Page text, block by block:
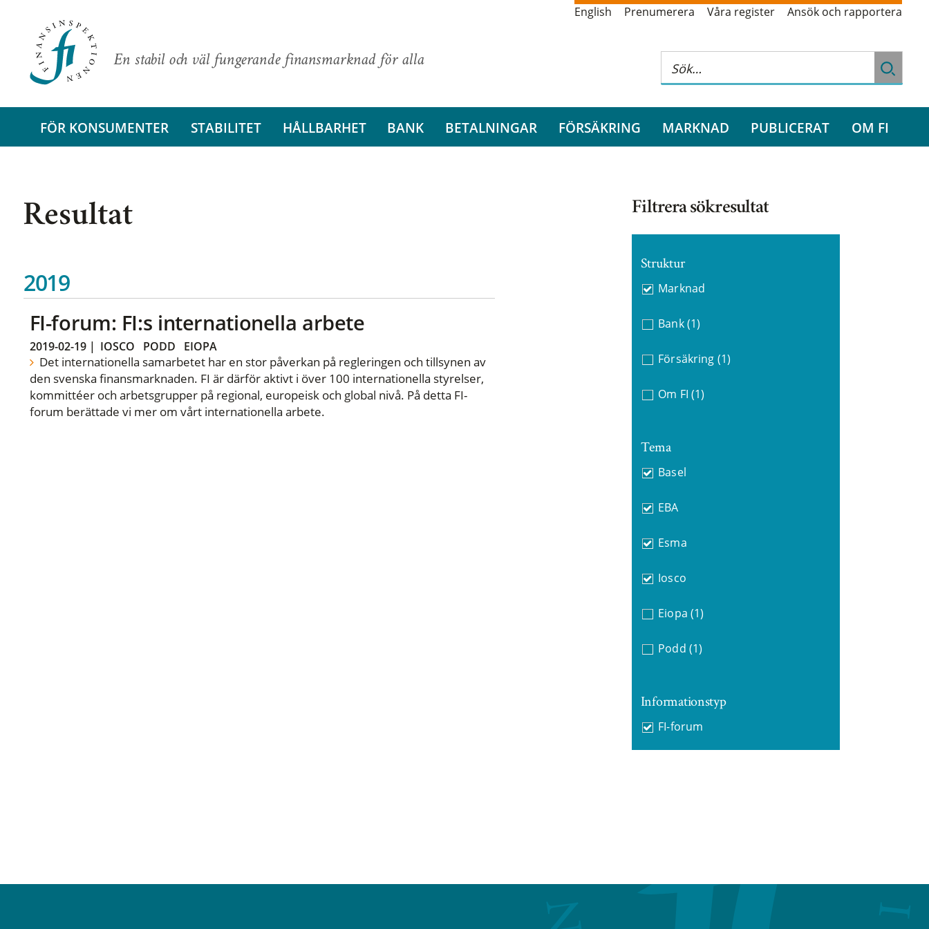
En stabil och väl fungerande finansmarknad för alla
English Prenumerera Våra register Ansök och rapportera
FÖR KONSUMENTER STABILITET HÅLLBARHET BANK BETALNINGAR FÖRSÄKRING MARKNAD PUBLICERAT OM FI
Resultat
2019
FI-forum: FI:s internationella arbete
2019-02-19| IOSCO PODD EIOPA
Det internationella samarbetet har en stor påverkan på regleringen och tillsynen av
den svenska finansmarknaden. FI är därför aktivt i över 100 internationella styrelser,
kommittéer och arbetsgrupper på regional, europeisk och global nivå. På detta FI-
forum berättade vi mer om vårt internationella arbete.
Filtrera sökresultat
Struktur
Marknad
Bank (1)
Försäkring (1)
Om FI (1)
Tema
Basel
EBA
Esma
Iosco
Eiopa (1)
Podd (1)
Informationstyp
FI-forum